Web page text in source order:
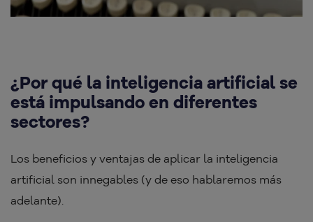
¿Por qué la inteligencia artificial se
está impulsando en diferentes
sectores?
Los beneficios y ventajas de aplicar la inteligencia
artificial son innegables (y de eso hablaremos más
adelante).